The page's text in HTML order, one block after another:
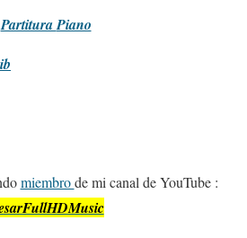
PartituraPiano
miembrode mi canal de YouTube :